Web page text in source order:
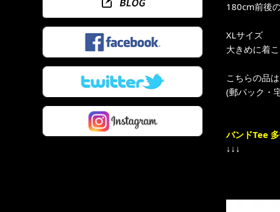
180cm前後
XLサイズ
大きめに着
こちらの品
(郵パック・
バンドTee
↓↓↓